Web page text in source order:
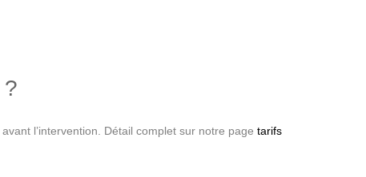
l’intervention. Détail complet sur notre page tarifs